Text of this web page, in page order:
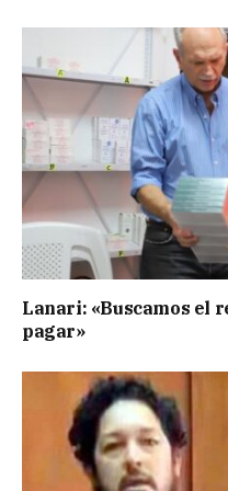
Lanari: «Buscamos el
pagar»